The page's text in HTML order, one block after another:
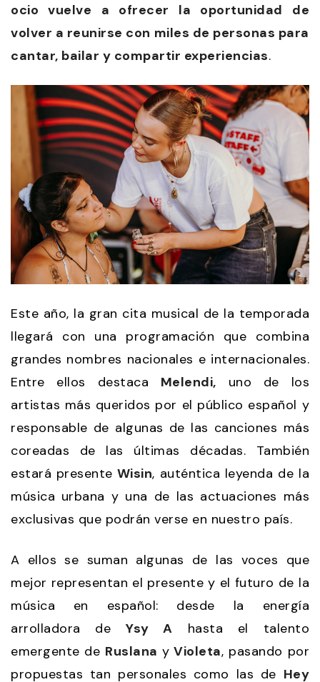
ocio vuelve a ofrecer la oportunidad de
volver a reunirse con miles de personas para
cantar, bailar y compartir experiencias.
Este año, la gran cita musical de la temporada
llegará con una programación que combina
grandes nombres nacionales e internacionales.
Entre ellos destaca Melendi, uno de los
artistas más queridos por el público español y
responsable de algunas de las canciones más
coreadas de las últimas décadas. También
estará presente Wisin, auténtica leyenda de la
música urbana y una de las actuaciones más
exclusivas que podrán verse en nuestro país.
A ellos se suman algunas de las voces que
mejor representan el presente y el futuro de la
música en español: desde la energía
arrolladora de Ysy A hasta el talento
emergente de Ruslana y Violeta, pasando por
propuestas tan personales como las de Hey